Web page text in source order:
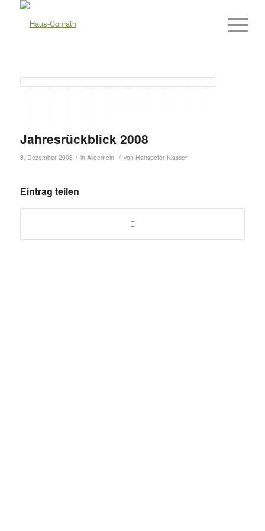
Jahresrückblick 2008
8. Dezember 2008 / in Allgemein / von Hanspeter Klasser
Eintrag teilen